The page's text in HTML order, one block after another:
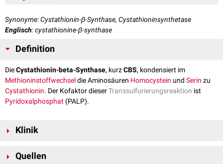
Synonyme: Cystathionin-β-Synthase, Cystathioninsynthetase
Englisch: cystathionine-β-synthase
Definition
DieCystathionin-beta-Synthase, kurzCBS, kondensiert im
Methioninstoffwechseldie Aminosäuren Homocystein und Serin zu
Cystathionin. Der Kofaktor dieserTranssulfurierungsreaktion ist
Pyridoxalphosphat (PALP).
Klinik
der
hereditären
Quellen